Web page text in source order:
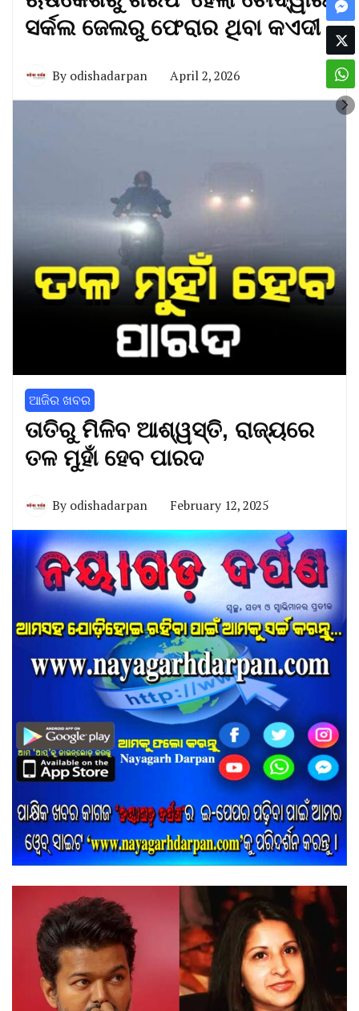
ସର୍କଲ ଜେଲରୁ ଫେରାର ଥିବା କଏଦୀ
By odishadarpan April 2, 2026
ଆଜିର ଖବର
ତାତିରୁ ମିଳିବ ଆଶ୍ୱସ୍ତି, ରାଜ୍ୟରେ
ତଳ ମୁହାଁ ହେବ ପାରଦ
By odishadarpan February 12, 2025